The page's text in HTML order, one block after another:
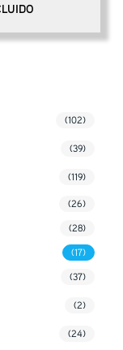
(102)
(39)
(119)
(26)
(28)
(17)
(37)
(2)
(24)